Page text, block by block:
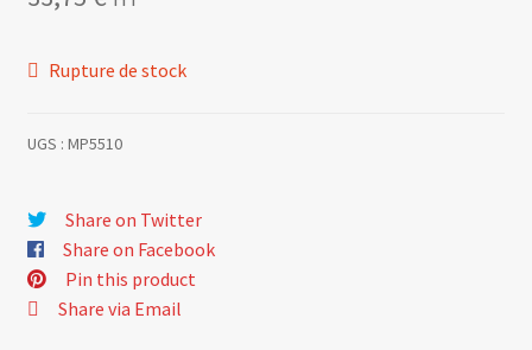
Rupture de stock
UGS : MP5510
Share on Twitter
Share on Facebook
Pin this product
Share via Email